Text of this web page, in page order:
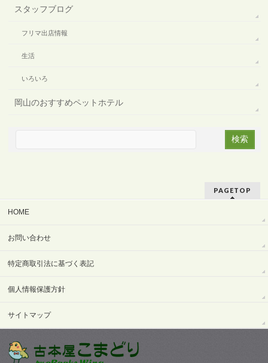
スタッフブログ
フリマ出店情報
生活
いろいろ
岡山のおすすめペットホテル
PAGETOP
HOME
お問い合わせ
特定商取引法に基づく表記
個人情報保護方針
サイトマップ